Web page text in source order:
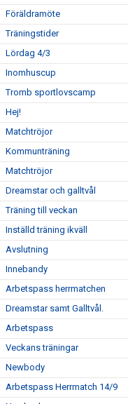
Föräldramöte
Träningstider
Lördag 4/3
Inomhuscup
Tromb sportlovscamp
Hej!
Matchtröjor
Kommunträning
Matchtröjor
Dreamstar och galltvål
Träning till veckan
Inställd träning ikväll
Avslutning
Innebandy
Arbetspass herrmatchen
Dreamstar samt Galltvål.
Arbetspass
Veckans träningar
Newbody
Arbetspass Herrmatch 14/9